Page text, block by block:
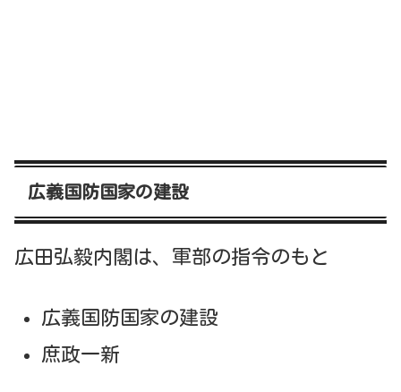
広義国防国家の建設
広田弘毅内閣は、軍部の指令のもと
広義国防国家の建設
庶政一新